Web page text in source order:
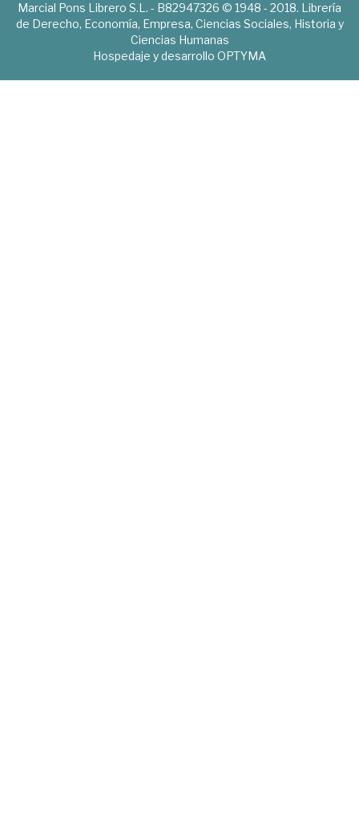
Marcial Pons Librero S.L. - B82947326 © 1948 - 2018. Librería
de Derecho, Economía, Empresa, Ciencias Sociales, Historia y
Ciencias Humanas
Hospedaje y desarrollo OPTYMA